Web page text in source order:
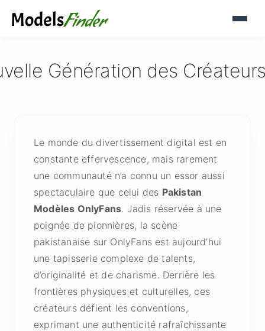
Génération des
Le monde du divertissement digital est en
constante effervescence, mais rarement
une communauté n’a connu un essor aussi
spectaculaire que celui des Pakistan
Modèles OnlyFans. Jadis réservée à une
poignée de pionnières, la scène
pakistanaise sur OnlyFans est aujourd’hui
une tapisserie complexe de talents,
d’originalité et de charisme. Derrière les
frontières physiques et culturelles, ces
créateurs défient les conventions,
exprimant une authenticité rafraîchissante